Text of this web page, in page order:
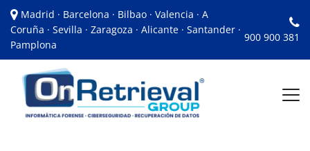
Madrid · Barcelona · Bilbao · Valencia · A
Coruña · Sevilla · Zaragoza · Alicante · Santander ·
Pamplona
900 900 381